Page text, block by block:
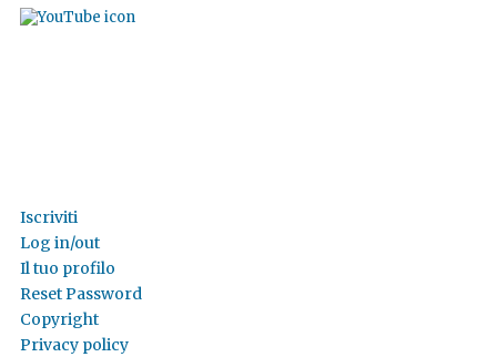
Iscriviti
Log in/out
Il tuo profilo
Reset Password
Copyright
Privacy policy